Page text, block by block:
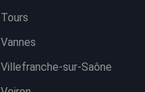
Tours
Vannes
Villefranche-sur-Saône